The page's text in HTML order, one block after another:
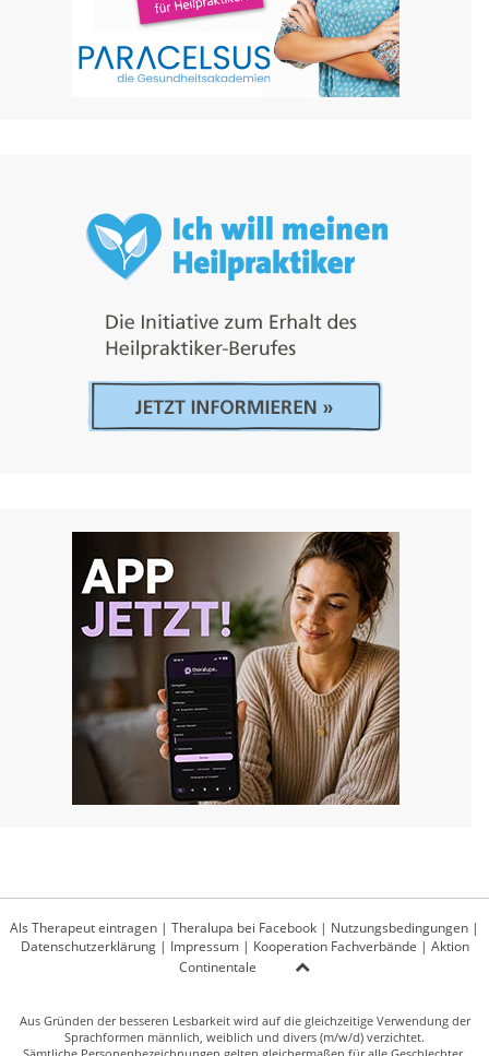
Als Therapeut eintragen | Theralupa bei Facebook | Nutzungsbedingungen |
Datenschutzerklärung| Impressum| Kooperation Fachverbände | Aktion
Continentale
Aus Gründen der besseren Lesbarkeit wird auf die gleichzeitige Verwendung der
Sprachformen männlich, weiblich und divers (m/w/d) verzichtet.